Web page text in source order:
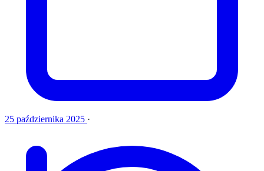
25 października 2025 ·